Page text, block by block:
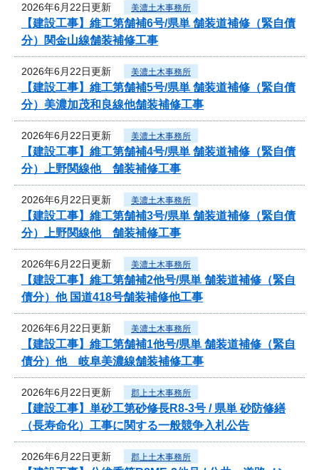
2026年6月22日更新 美濃土木事務所
【建設工事】維工第舗補6号/県単 舗装道補修（緊自債
分）関金山線舗装補修工事
2026年6月22日更新 美濃土木事務所
【建設工事】維工第舗補5号/県単 舗装道補修（緊自債
分）美濃加茂和良線他舗装補修工事
2026年6月22日更新 美濃土木事務所
【建設工事】維工第舗補4号/県単 舗装道補修（緊自債
分）上野関線他 舗装補修工事
2026年6月22日更新 美濃土木事務所
【建設工事】維工第舗補3号/県単 舗装道補修（緊自債
分）上野関線他 舗装補修工事
2026年6月22日更新 美濃土木事務所
【建設工事】維工第舗補2他号/県単 舗装道補修（緊自
債分）他 国道418号舗装補修他工事
2026年6月22日更新 美濃土木事務所
【建設工事】維工第舗補1他号/県単 舗装道補修（緊自
債分）他 岐阜美濃線舗装補修工事
2026年6月22日更新 郡上土木事務所
【建設工事】単砂工第砂修長R8-3号 / 県単 砂防修繕
（長寿命化）工事に関する一般競争入札公告
2026年6月22日更新 郡上土木事務所